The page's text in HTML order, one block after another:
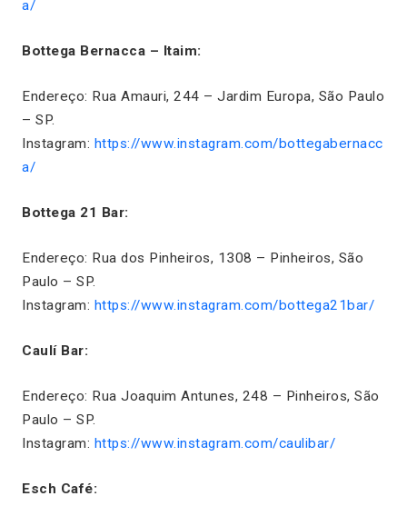
a/
Bottega Bernacca – Itaim:
Endereço: Rua Amauri, 244 – Jardim Europa, São Paulo
– SP.
Instagram: https://www.instagram.com/bottegabernacc
a/
Bottega 21 Bar:
Endereço: Rua dos Pinheiros, 1308 – Pinheiros, São
Paulo – SP.
Instagram: https://www.instagram.com/bottega21bar/
Caulí Bar:
Endereço: Rua Joaquim Antunes, 248 – Pinheiros, São
Paulo – SP.
Instagram: https://www.instagram.com/caulibar/
Esch Café: